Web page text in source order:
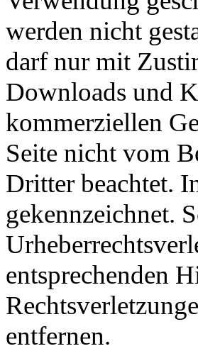
werden nicht
darf nur mit
Downloads und
kommerziellen
Seite nicht vom
Dritter beachtet.
gekennzeichnet.
entsprechenden
entfernen.